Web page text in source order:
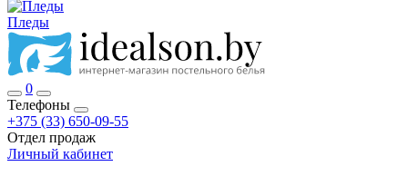
Пледы
0
Телефоны
+375 (33) 650-09-55
Отдел продаж
Личный кабинет